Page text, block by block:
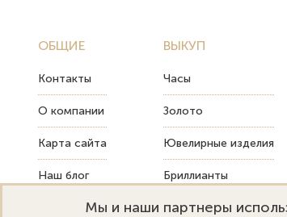
ОБЩИЕ
Контакты
О компании
Карта сайта
Наш блог
ВЫКУП
Часы
Золото
Ювелирные изделия
Бриллианты
Монеты
Мы и наши партнеры